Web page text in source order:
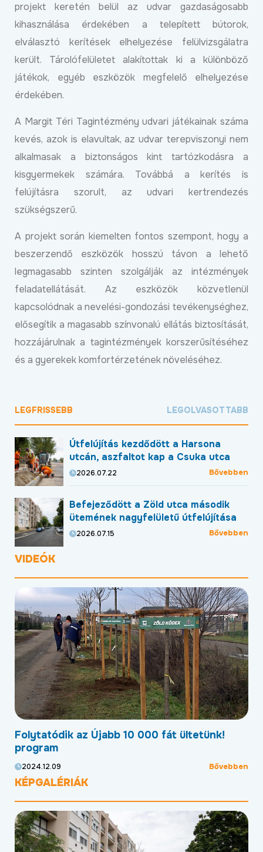
projekt keretén belül az udvar gazdaságosabb
kihasználása érdekében a telepített bútorok,
elválasztó kerítések elhelyezése felülvizsgálatra
került. Tárolófelületet alakítottak ki a különböző
játékok, egyéb eszközök megfelelő elhelyezése
érdekében.
A Margit Téri Tagintézmény udvari játékainak száma
kevés, azok is elavultak, az udvar terepviszonyi nem
alkalmasak a biztonságos kint tartózkodásra a
kisgyermekek számára. Továbbá a kerítés is
felújításra szorult, az udvari kertrendezés
szükségszerű.
A projekt során kiemelten fontos szempont, hogy a
beszerzendő eszközök hosszú távon a lehető
legmagasabb szinten szolgálják az intézmények
feladatellátását. Az eszközök közvetlenül
kapcsolódnak a nevelési-gondozási tevékenységhez,
elősegítik a magasabb színvonalú ellátás biztosítását,
hozzájárulnak a tagintézmények korszerűsítéséhez
és a gyerekek komfortérzetének növeléséhez.
LEGFRISSEBB LEGOLVASOTTABB
Útfelújítás kezdődött a Harsona
utcán, aszfaltot kap a Csuka utca
2026.07.22 Bővebben
Befejeződött a Zöld utca második
ütemének nagyfelületű útfelújítása
2026.07.15 Bővebben
VIDEÓK
Folytatódik az Újabb 10 000 fát ültetünk!
program
2024.12.09 Bővebben
KÉPGALÉRIÁK